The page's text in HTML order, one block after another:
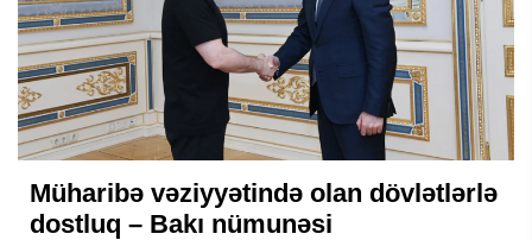
Müharibə vəziyyətində olan dövlətlərlə
dostluq – Bakı nümunəsi